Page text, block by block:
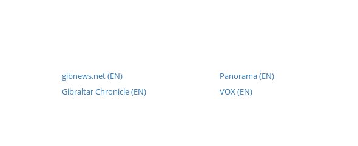
gibnews.net (EN)
Gibraltar Chronicle (EN)
Panorama (EN)
VOX (EN)